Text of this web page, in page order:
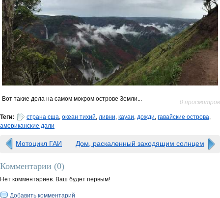
Вот такие дела на самом мокром острове Земли... 0 просмотров
Теги: страна сша океан тихий ливни кауаи дожди гавайские острова
американские дали
Мотоцикл ГАИ Дом, раскаленный заходящим солнцем
Комментарии (0)
Нет комментариев. Ваш будет первым!
Добавить комментарий